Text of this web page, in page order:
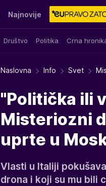
Najnovije
Društvo Politika Crna
Stvar ukusa Yumama
Naslovna Info Svet
"Politička ili
Misteriozni
uprte u
Vlasti u Italiji
drona i koji su mu bili